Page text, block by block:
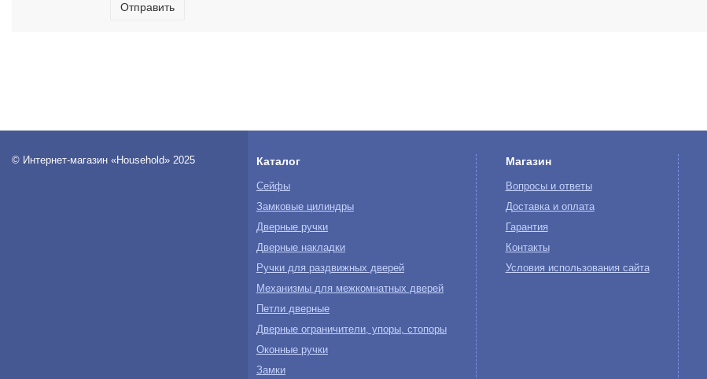
Отправить
© Интернет-магазин «Household» 2025 Каталог
Сейфы
Замковые цилиндры
Дверные ручки
Дверные накладки
Ручки для раздвижных дверей
Механизмы для межкомнатных дверей
Петли дверные
Дверные ограничители, упоры, стопоры
Оконные ручки
Замки
Магазин
Вопросы и ответы
Доставка и оплата
Гарантия
Контакты
Условия использования сайта